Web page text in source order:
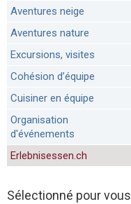
Aventures neige
Aventures nature
Excursions, visites
Cohésion d’équipe
Cuisiner en équipe
Organisation
d'événements
Erlebnisessen.ch
Sélectionné pour vous